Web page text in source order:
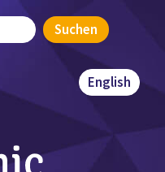
English